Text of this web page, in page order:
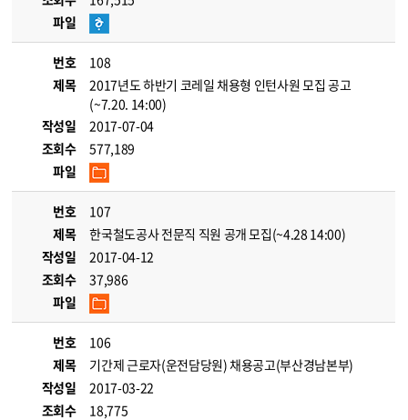
파일
번호
108
제목
2017년도 하반기 코레일 채용형 인턴사원 모집 공고
(~7.20. 14:00)
작성일
2017-07-04
조회수
577,189
파일
번호
107
제목
한국철도공사 전문직 직원 공개 모집(~4.28 14:00)
작성일
2017-04-12
조회수
37,986
파일
번호
106
제목
기간제 근로자(운전담당원) 채용공고(부산경남본부)
작성일
2017-03-22
조회수
18,775